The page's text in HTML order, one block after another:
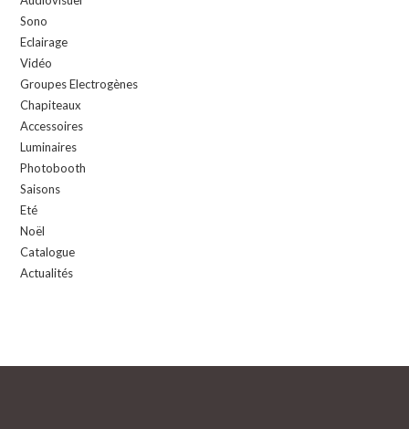
Sono
Eclairage
Vidéo
Groupes Electrogènes
Chapiteaux
Accessoires
Luminaires
Photobooth
Saisons
Eté
Noël
Catalogue
Actualités